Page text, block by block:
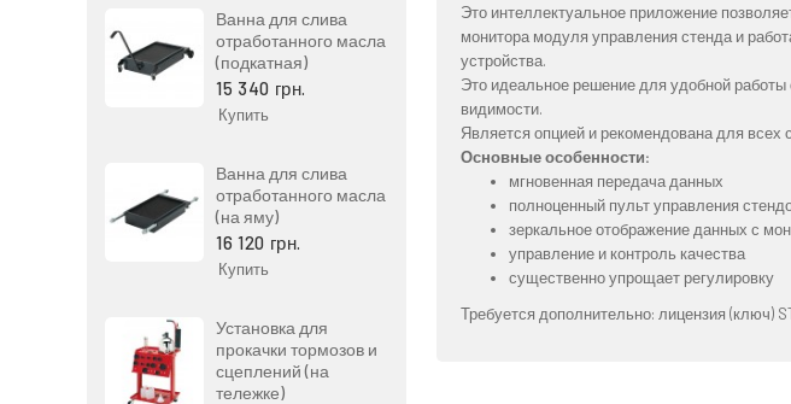
Ванна для слива
отработанного масла
(подкатная)
15 340 грн.
Купить
Ванна для слива
отработанного масла
(на яму)
16 120 грн.
Купить
Установка для
прокачки тормозов и
сцеплений (на
тележке)
Это интеллектуальное приложение
монитора модуля управления стенда и
устройства.
Это идеальное решение для удобной работы
видимости.
Является опцией и рекомендована для всех
Основные особенности:
мгновенная передача данных
полноценный пульт управления
зеркальное отображение данных с
управление и контроль качества
существенно упрощает регулировку
Требуется дополнительно: лицензия (ключ)